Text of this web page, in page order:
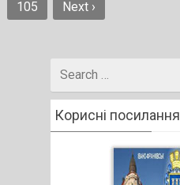
105
Next ›
for
Корисні посилання